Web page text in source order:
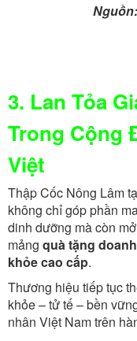
3. Lan Tỏa
Trong Cộng
Việt
Thập Cốc Nông Lâm
không chỉ góp phần
dinh dưỡng mà còn
mảng quà tặng
khỏe cao cấp.
Thương hiệu tiếp tục
khỏe – tử tế – bền
nhân Việt Nam trên